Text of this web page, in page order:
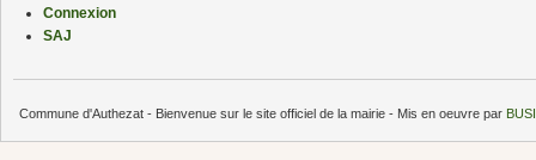
Connexion
SAJ
Commune d'Authezat - Bienvenue sur le site officiel de la mairie - Mis en oeuvre par